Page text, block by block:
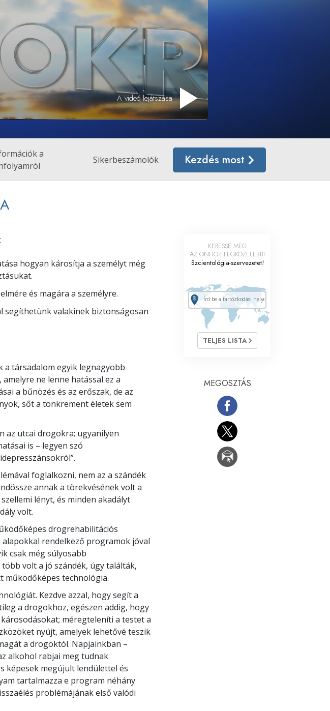
Megoldások a drogokra
Gyerekek
Eszközök a munkahelyen
Az etika és az állapotok
Az elnyomás oka
Kivizsgálások
A szervezés alapjai
A public relations alapjai
A videó lejátszása
a
Sikerbeszámolók Kezdés most
hogyan károsítja a személyt még
és magára a személyre.
segíthetünk valakinek biztonságosan
a társadalom egyik legnagyobb
ne lenne hatással ez a
a bűnözés és az erőszak, de az
sőt a tönkrement életek sem
az utcai drogokra; ugyanilyen
is – legyen szó
foglalkozni, nem az a szándék
annak a törekvésének volt a
lényt, és minden akadályt
volt.
drogrehabilitációs
rendelkező programok jóval
csak még súlyosabb
volt a jó szándék, úgy találták,
működőképes technológia.
Kezdve azzal, hogy segít a
a drogokhoz, egészen addig, hogy
méregteleníti a testet a
nyújt, amelyek lehetővé teszik
a drogoktól. Napjainkban –
alkohol rabjai meg tudnak
képesek megújult lendülettel és
tartalmazza e program néhány
problémájának első valódi
KERESSE MEG
AZ ÖNHÖZ LEGKÖZELEBBI
Szcientológia-szervezetet!
TELJES LISTA
MEGOSZTÁS